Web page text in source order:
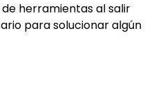
herramientas al salir
para solucionar algún